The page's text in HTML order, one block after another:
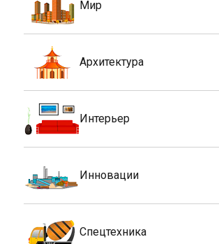
Мир
Архитектура
Интерьер
Инновации
Спецтехника